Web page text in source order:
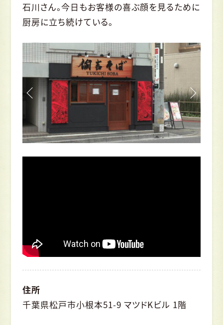
石川さん。今日もお客様の喜ぶ顔を見るために
厨房に立ち続けている。
住所
千葉県松戸市小根本51-9 マツドKビル 1階